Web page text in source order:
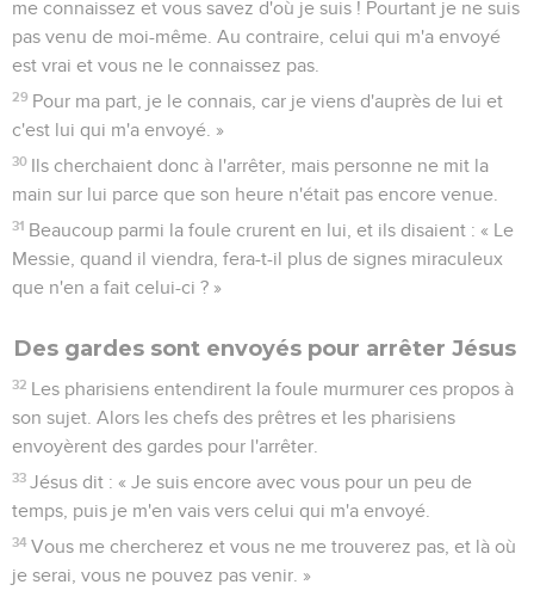
me connaissez et vous savez d'où je suis ! Pourtant je ne suis
pas venu de moi-même. Au contraire, celui qui m'a envoyé
est vrai et vous ne le connaissez pas.
29 Pour ma part, je le connais, car je viens d'auprès de lui et
c'est lui qui m'a envoyé. »
30 Ils cherchaient donc à l'arrêter, mais personne ne mit la
main sur lui parce que son heure n'était pas encore venue.
31 Beaucoup parmi la foule crurent en lui, et ils disaient : « Le
Messie, quand il viendra, fera-t-il plus de signes miraculeux
que n'en a fait celui-ci ? »
Des gardes sont envoyés pour arrêter Jésus
32 Les pharisiens entendirent la foule murmurer ces propos à
son sujet. Alors les chefs des prêtres et les pharisiens
envoyèrent des gardes pour l'arrêter.
33 Jésus dit : « Je suis encore avec vous pour un peu de
temps, puis je m'en vais vers celui qui m'a envoyé.
34 Vous me chercherez et vous ne me trouverez pas, et là où
je serai, vous ne pouvez pas venir. »